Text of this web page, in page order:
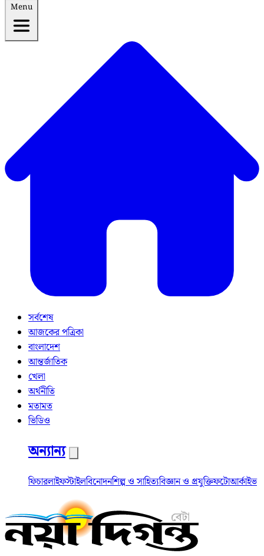
Menu
সর্বশেষ
আজকের পত্রিকা
বাংলাদেশ
আন্তর্জাতিক
খেলা
অর্থনীতি
মতামত
ভিডিও
অন্যান্য
ফিচারলাইফস্টাইলবিনোদনশিল্প ও সাহিত্যবিজ্ঞান ও প্রযুক্তিফটোআর্কাইভ